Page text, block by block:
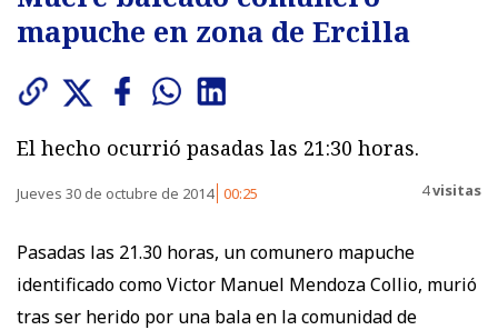
mapuche en zona de Ercilla
El hecho ocurrió pasadas las 21:30 horas.
Jueves 30 de octubre de 2014 00:25 4visitas
Pasadas las 21.30 horas, un comunero mapuche
identificado como Victor Manuel Mendoza Collio, murió
tras ser herido por una bala en la comunidad de